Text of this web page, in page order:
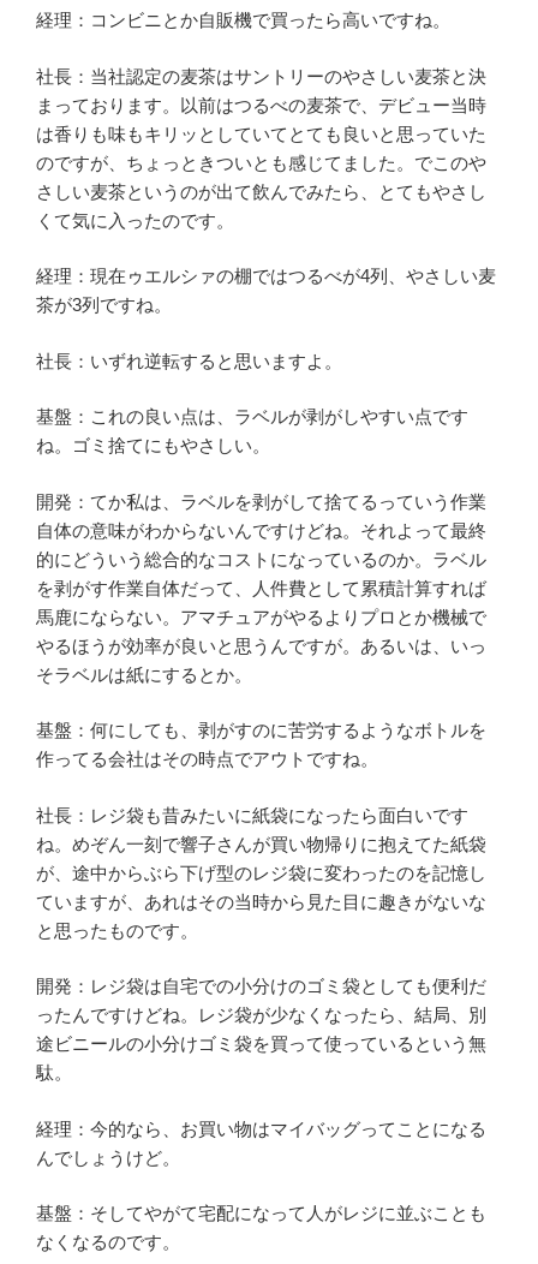
経理：コンビニとか自販機で買ったら高いですね。
社長：当社認定の麦茶はサントリーのやさしい麦茶と決
まっております。以前はつるべの麦茶で、デビュー当時
は香りも味もキリッとしていてとても良いと思っていた
のですが、ちょっときついとも感じてました。でこのや
さしい麦茶というのが出て飲んでみたら、とてもやさし
くて気に入ったのです。
経理：現在ゥエルシァの棚ではつるべが4列、やさしい麦
茶が3列ですね。
社長：いずれ逆転すると思いますよ。
基盤：これの良い点は、ラベルが剥がしやすい点です
ね。ゴミ捨てにもやさしい。
開発：てか私は、ラベルを剥がして捨てるっていう作業
自体の意味がわからないんですけどね。それよって最終
的にどういう総合的なコストになっているのか。ラベル
を剥がす作業自体だって、人件費として累積計算すれば
馬鹿にならない。アマチュアがやるよりプロとか機械で
やるほうが効率が良いと思うんですが。あるいは、いっ
そラベルは紙にするとか。
基盤：何にしても、剥がすのに苦労するようなボトルを
作ってる会社はその時点でアウトですね。
社長：レジ袋も昔みたいに紙袋になったら面白いです
ね。めぞん一刻で響子さんが買い物帰りに抱えてた紙袋
が、途中からぶら下げ型のレジ袋に変わったのを記憶し
ていますが、あれはその当時から見た目に趣きがないな
と思ったものです。
開発：レジ袋は自宅での小分けのゴミ袋としても便利だ
ったんですけどね。レジ袋が少なくなったら、結局、別
途ビニールの小分けゴミ袋を買って使っているという無
駄。
経理：今的なら、お買い物はマイバッグってことになる
んでしょうけど。
基盤：そしてやがて宅配になって人がレジに並ぶことも
なくなるのです。